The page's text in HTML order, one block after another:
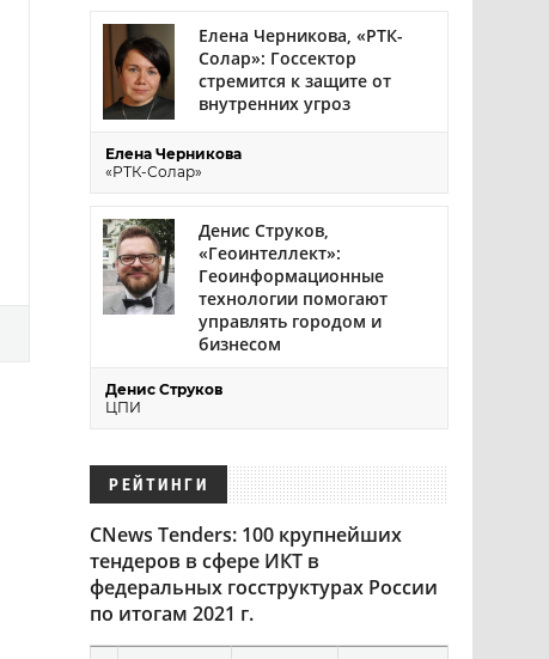
Елена Черникова, «РТК-
Солар»: Госсектор
стремится к защите от
внутренних угроз
Елена Черникова
«РТК-Солар»
Денис Струков,
«Геоинтеллект»:
Геоинформационные
технологии помогают
управлять городом и
бизнесом
Денис Струков
ЦПИ
РЕЙТИНГИ
CNews Tenders: 100 крупнейших
тендеров в сфере ИКТ в
федеральных госструктурах России
по итогам 2021 г.